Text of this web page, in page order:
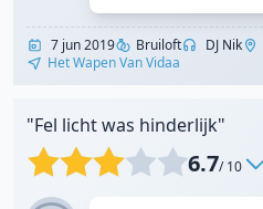
7 jun 2019 Bruiloft DJ Nik
Het Wapen Van Vidaa
"Fel licht was hinderlijk"
6.7/ 10